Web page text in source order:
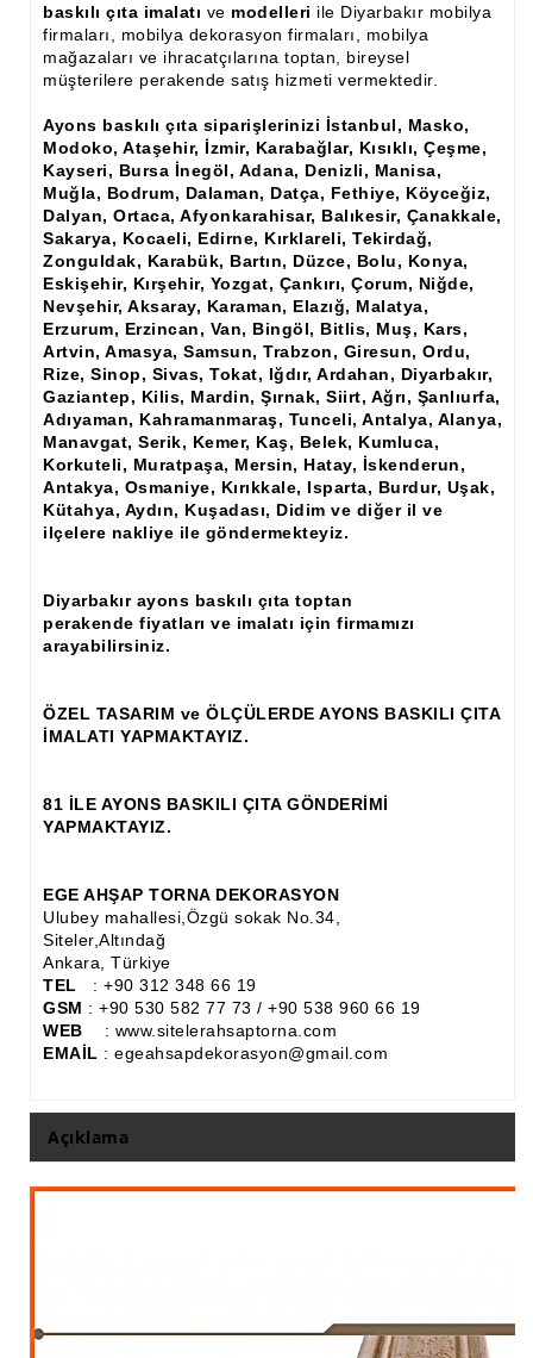
Ham Ahşap Şifonyer İmalatı Modelleri
Ham Ahşap Kitaplık İmalatı, Modelleri
Ham Ahşap Vitrin İmalatı, Modelleri
Ham Ahşap Gümüşlük, Kaşıklık İmalatı, Modelleri
Ham Ahşap Koltuk İmalatı, Modelleri
Ham Ahşap Josefin Koltuk İskelet İmalatı, Modelleri
Ham Ahşap Ayna Çerçeve İmalatı, Modelleri
Ham Ahşap Dekoratif Ürün İmalatı, Modelleri
El Oyması Ham Ahşap Yatak Başlıkları
Ahşap Aksesuarlar
Ahşap İşlemeli Düz Klapa
Ahşap Merdiven Dikmeleri
Ahşap Panjur ve Menfez
Ahşap Profil Çıta
Ahşap Sütun
Ayons Baskılı Ahşap Çıta Modelleri
Cibinlik
Cnc Ürün Çeşitleri
Diğer Ahşap Ürünler
Dekoratif Çıta İmalatı, Modelleri
İthal Ahşap Oyma İmalatı
Kapı ve Çerçeve Çıtaları
Kontra Mdf Cnc Seperatör
baskılı çıta imalatı ve modelleri ile Diyarbakır mobilya
firmaları, mobilya dekorasyon firmaları, mobilya
mağazaları ve ihracatçılarına toptan, bireysel
müşterilere perakende satış hizmeti vermektedir.
Ayons baskılı çıta siparişlerinizi İstanbul, Masko,
Modoko, Ataşehir, İzmir, Karabağlar, Kısıklı, Çeşme,
Kayseri, Bursa İnegöl, Adana, Denizli, Manisa,
Muğla, Bodrum, Dalaman, Datça, Fethiye, Köyceğiz,
Dalyan, Ortaca, Afyonkarahisar, Balıkesir, Çanakkale,
Sakarya, Kocaeli, Edirne, Kırklareli, Tekirdağ,
Zonguldak, Karabük, Bartın, Düzce, Bolu, Konya,
Eskişehir, Kırşehir, Yozgat, Çankırı, Çorum, Niğde,
Nevşehir, Aksaray, Karaman, Elazığ, Malatya,
Erzurum, Erzincan, Van, Bingöl, Bitlis, Muş, Kars,
Artvin, Amasya, Samsun, Trabzon, Giresun, Ordu,
Rize, Sinop, Sivas, Tokat, Iğdır, Ardahan, Diyarbakır,
Gaziantep, Kilis, Mardin, Şırnak, Siirt, Ağrı, Şanlıurfa,
Adıyaman, Kahramanmaraş, Tunceli, Antalya, Alanya,
Manavgat, Serik, Kemer, Kaş, Belek, Kumluca,
Korkuteli, Muratpaşa, Mersin, Hatay, İskenderun,
Antakya, Osmaniye, Kırıkkale, Isparta, Burdur, Uşak,
Kütahya, Aydın, Kuşadası, Didim ve diğer il ve
ilçelere nakliye ile göndermekteyiz.
Diyarbakır ayons baskılı çıta toptan
perakende fiyatları ve imalatı için firmamızı
arayabilirsiniz.
ÖZEL TASARIM ve ÖLÇÜLERDE AYONS BASKILI ÇITA
İMALATI YAPMAKTAYIZ.
81 İLE AYONS BASKILI ÇITA GÖNDERİMİ
YAPMAKTAYIZ.
EGE AHŞAP TORNA DEKORASYON
Ulubey mahallesi,Özgü sokak No.34,
Siteler,Altındağ
Ankara, Türkiye
TEL : +90 312 348 66 19
GSM : +90 530 582 77 73 / +90 538 960 66 19
WEB : www.sitelerahsaptorna.com
EMAİL : egeahsapdekorasyon@gmail.com
Açıklama